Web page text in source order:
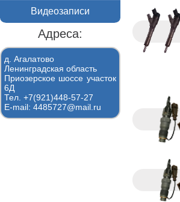
Видеозаписи
Адреса:
д. Агалатово
Ленинградская область
Приозерское шоссе участок
6Д
Тел. +7(921)448-57-27
E-mail: 4485727@mail.ru